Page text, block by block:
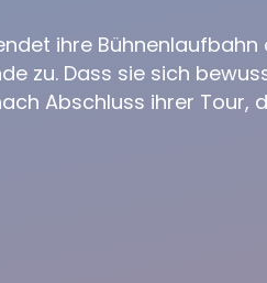
ihre
zu. Dass sie sich
Abschluss ihrer Tour,